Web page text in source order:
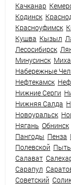
Качканар
Кодинск
Красноуфимск
Кушва Кызыл
Лесосибирск
Минусинск
Набережные
Нефтекамск
Нижние Серги
Нижняя Салда
Новоуральск
Нягань Обнинск
Пангоды Пенза
Полевской
Салават
Сарапул
Советский